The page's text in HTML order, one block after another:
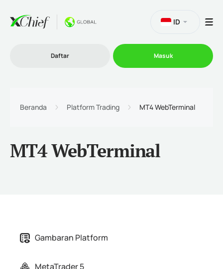
Promosi
ID
Daftar Masuk
Beranda Platform Trading MT4 WebTerminal
MT4 WebTerminal
Gambaran Platform
MetaTrader 5